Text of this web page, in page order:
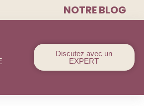
NOTRE BLOG
Discutez avec un
EXPERT